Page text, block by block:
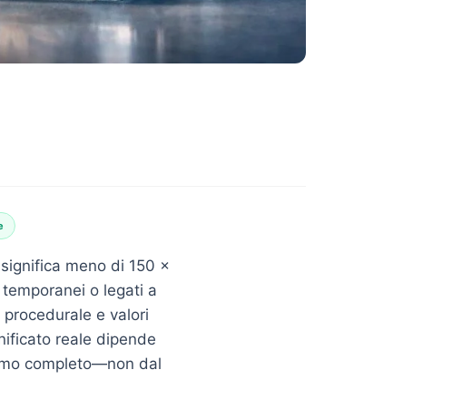
meno di 150 ×
o legati a
e valori
reale dipende
completo—non dal